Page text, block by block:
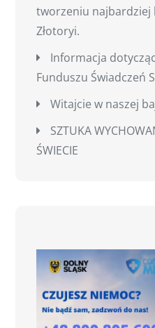
tworzeniu najbardziej
Złotoryi.
Informacja
Funduszu Świadczeń
Witajcie w naszej
SZTUKA
ŚWIECIE